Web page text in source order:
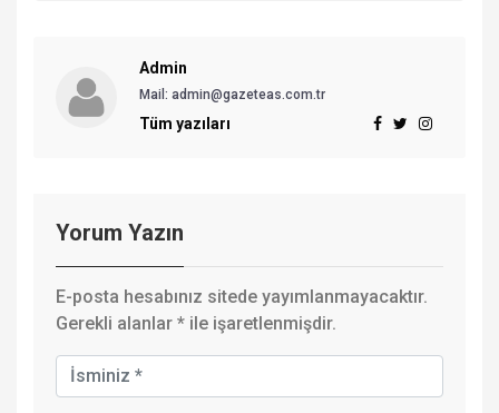
Admin
Mail: admin@gazeteas.com.tr
Tüm yazıları
Yorum Yazın
E-posta hesabınız sitede yayımlanmayacaktır.
Gerekli alanlar * ile işaretlenmişdir.